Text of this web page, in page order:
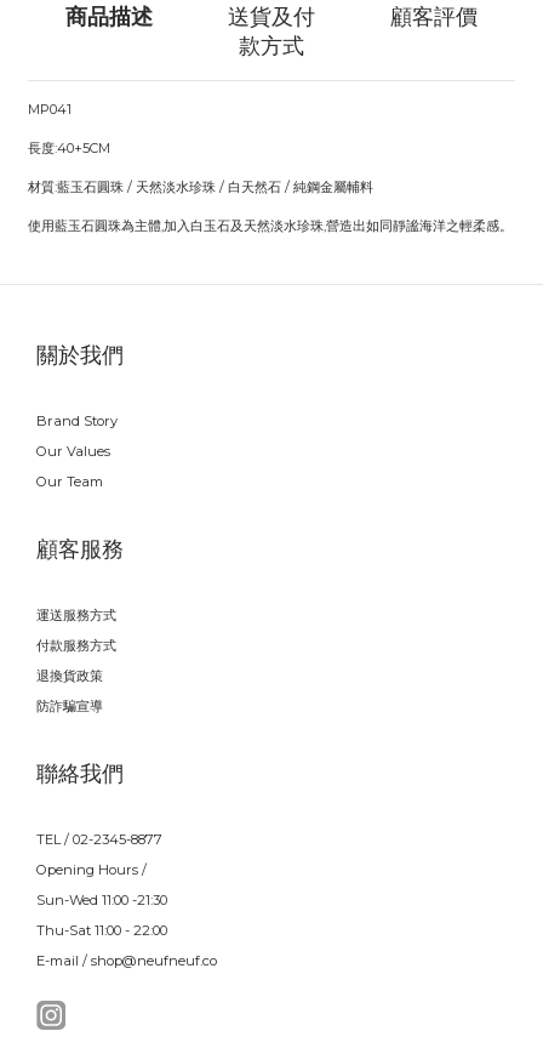
商品描述
送貨及付
款方式
顧客評價
MP041
長度:40+5CM
材質:藍玉石圓珠 / 天然淡水珍珠 / 白天然石 / 純鋼金屬輔料
使用藍玉石圓珠為主體,加入白玉石及天然淡水珍珠,營造出如同靜謐海洋之輕柔感。
關於我們
Brand Story
Our Values
Our Team
顧客服務
運送服務方式
付款服務方式
退換貨政策
防詐騙宣導
聯絡我們
TEL / 02-2345-8877
Opening Hours /
Sun-Wed 11:00 -21:30
Thu-Sat 11:00 - 22:00
E-mail / shop@neufneuf.co